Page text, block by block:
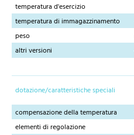
temperatura d'esercizio
temperatura di immagazzinamento
peso
altri versioni
dotazione/caratteristiche speciali
compensazione della temperatura
elementi di regolazione